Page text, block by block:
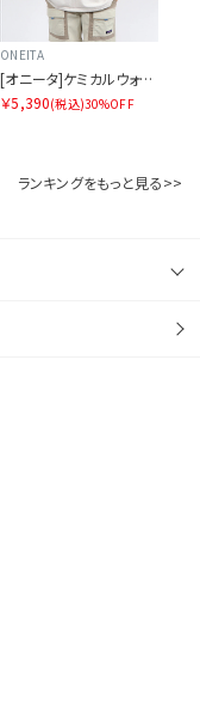
ONEITA
[オニータ]ケミカルウォッシュ ヘビーS/Sティー
￥5,390(税込)30%OFF
ランキングをもっと見る>>